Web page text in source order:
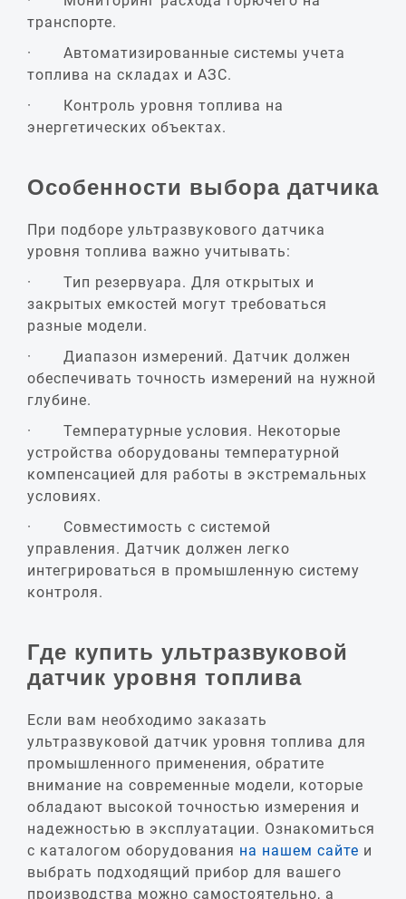
транспорте.
· Автоматизированные системы учета
топлива на складах и АЗС.
· Контроль уровня топлива на
энергетических объектах.
Особенности выбора датчика
При подборе ультразвукового датчика
уровня топлива важно учитывать:
· Тип резервуара. Для открытых и
закрытых емкостей могут требоваться
разные модели.
· Диапазон измерений. Датчик должен
обеспечивать точность измерений на нужной
глубине.
· Температурные условия. Некоторые
устройства оборудованы температурной
компенсацией для работы в экстремальных
условиях.
· Совместимость с системой
управления. Датчик должен легко
интегрироваться в промышленную систему
контроля.
Где купить ультразвуковой
датчик уровня топлива
Если вам необходимо заказать
ультразвуковой датчик уровня топлива для
промышленного применения, обратите
внимание на современные модели, которые
обладают высокой точностью измерения и
надежностью в эксплуатации. Ознакомиться
с каталогом оборудования на нашем сайте и
выбрать подходящий прибор для вашего
производства можно самостоятельно, а